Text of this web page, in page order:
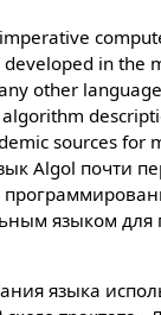
in the
other
sources for
Algol почти
языком для
языка